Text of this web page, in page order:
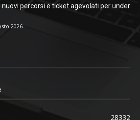
nuovi percorsi e ticket agevolati per under
2026
28332